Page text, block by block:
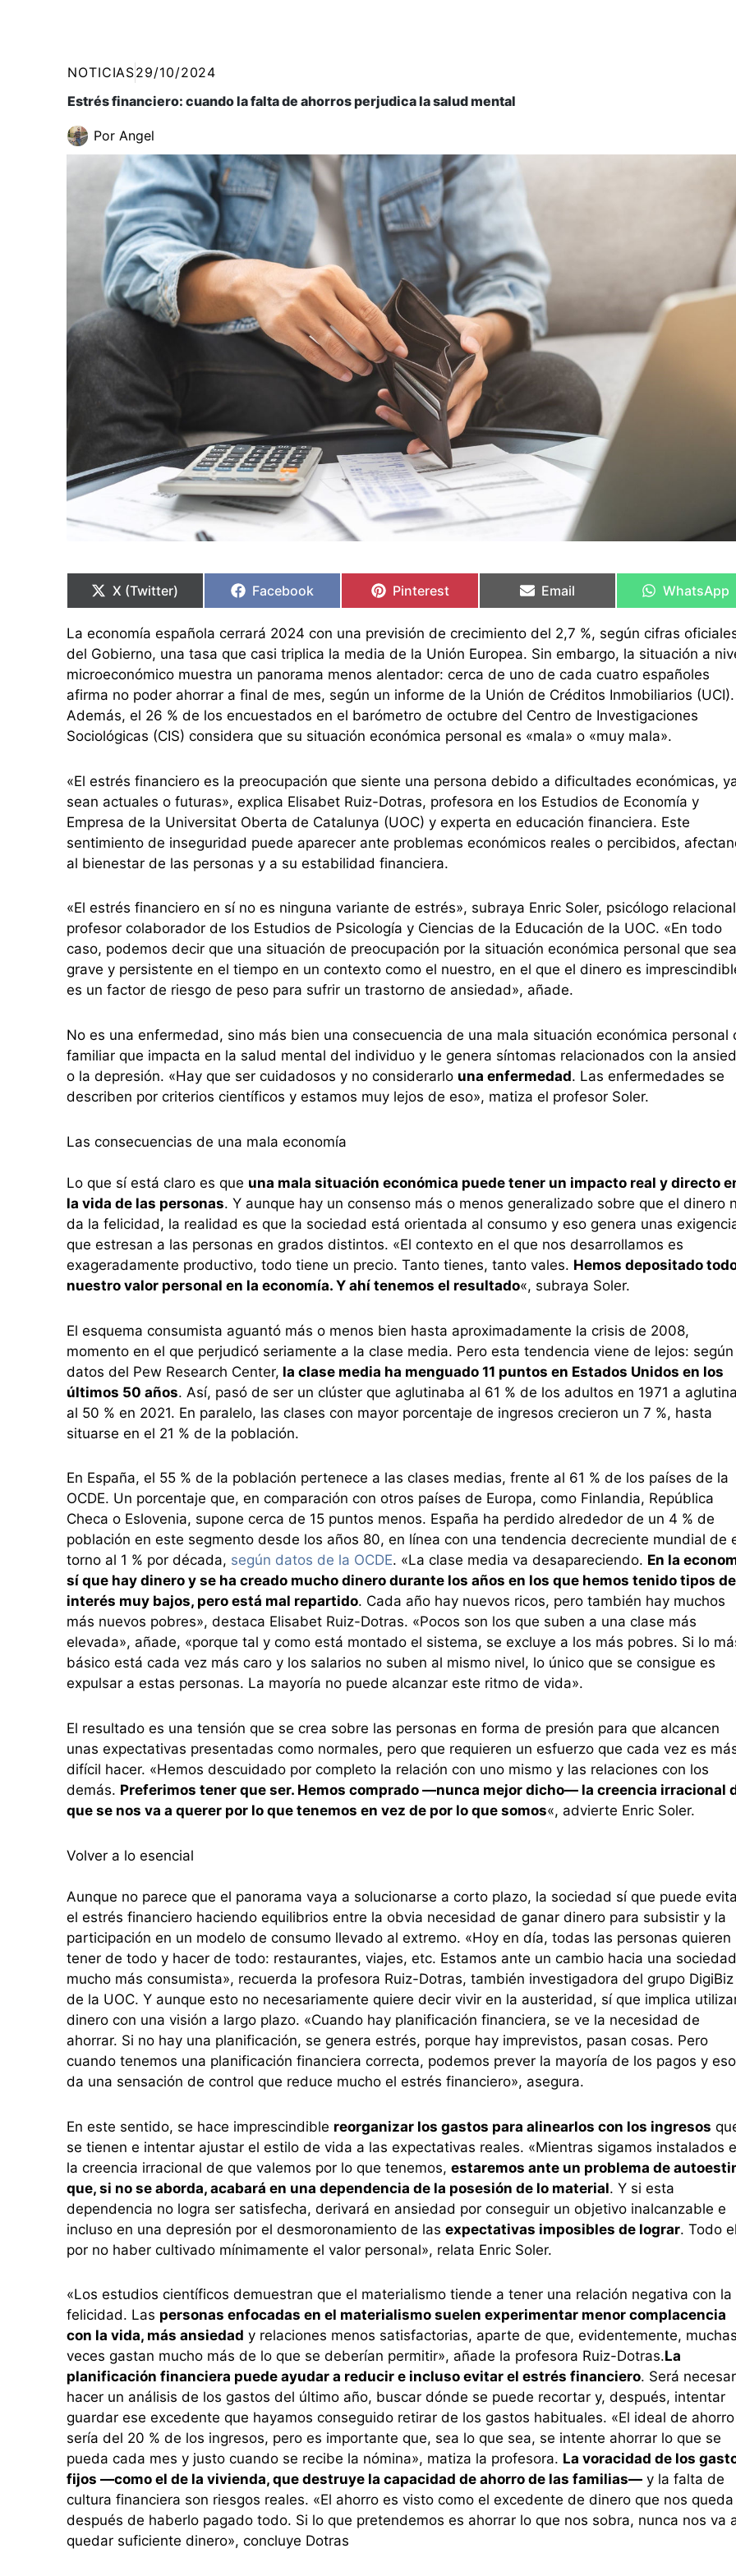
NOTICIAS29/10/2024
Estrés financiero: cuando la falta de ahorros perjudica la salud mental
Por Angel
en
X (Twitter)
en
Facebook
en
Pinterest
en
Email
en
WhatsApp
La economía española cerrará 2024 con una previsión de crecimiento del 2,7 %, según cifras
del Gobierno, una tasa que casi triplica la media de la Unión Europea. Sin embargo, la situación a
microeconómico muestra un panorama menos alentador: cerca de uno de cada cuatro españoles
afirma no poder ahorrar a final de mes, según un informe de la Unión de Créditos Inmobiliarios (UCI).
Además, el 26 % de los encuestados en el barómetro de octubre del Centro de Investigaciones
Sociológicas (CIS) considera que su situación económica personal es «mala» o «muy mala».
«El estrés financiero es la preocupación que siente una persona debido a dificultades económicas,
sean actuales o futuras», explica Elisabet Ruiz-Dotras, profesora en los Estudios de Economía y
Empresa de la Universitat Oberta de Catalunya (UOC) y experta en educación financiera. Este
sentimiento de inseguridad puede aparecer ante problemas económicos reales o percibidos,
al bienestar de las personas y a su estabilidad financiera.
«El estrés financiero en sí no es ninguna variante de estrés», subraya Enric Soler, psicólogo
profesor colaborador de los Estudios de Psicología y Ciencias de la Educación de la UOC. «En todo
caso, podemos decir que una situación de preocupación por la situación económica personal que sea
grave y persistente en el tiempo en un contexto como el nuestro, en el que el dinero es
es un factor de riesgo de peso para sufrir un trastorno de ansiedad», añade.
No es una enfermedad, sino más bien una consecuencia de una mala situación económica personal
familiar que impacta en la salud mental del individuo y le genera síntomas relacionados con la
o la depresión. «Hay que ser cuidadosos y no considerarlo una enfermedad. Las enfermedades se
describen por criterios científicos y estamos muy lejos de eso», matiza el profesor Soler.
Las consecuencias de una mala economía
Lo que sí está claro es que una mala situación económica puede tener un impacto real y directo
la vida de las personas. Y aunque hay un consenso más o menos generalizado sobre que el dinero
da la felicidad, la realidad es que la sociedad está orientada al consumo y eso genera unas
que estresan a las personas en grados distintos. «El contexto en el que nos desarrollamos es
exageradamente productivo, todo tiene un precio. Tanto tienes, tanto vales. Hemos depositado
nuestro valor personal en la economía. Y ahí tenemos el resultado«, subraya Soler.
El esquema consumista aguantó más o menos bien hasta aproximadamente la crisis de 2008,
momento en el que perjudicó seriamente a la clase media. Pero esta tendencia viene de lejos: según
datos del Pew Research Center, la clase media ha menguado 11 puntos en Estados Unidos en los
últimos 50 años. Así, pasó de ser un clúster que aglutinaba al 61 % de los adultos en 1971 a
al 50 % en 2021. En paralelo, las clases con mayor porcentaje de ingresos crecieron un 7 %, hasta
situarse en el 21 % de la población.
En España, el 55 % de la población pertenece a las clases medias, frente al 61 % de los países de la
OCDE. Un porcentaje que, en comparación con otros países de Europa, como Finlandia, República
Checa o Eslovenia, supone cerca de 15 puntos menos. España ha perdido alrededor de un 4 % de
población en este segmento desde los años 80, en línea con una tendencia decreciente mundial de
torno al 1 % por década, según datos de la OCDE. «La clase media va desapareciendo. En la
sí que hay dinero y se ha creado mucho dinero durante los años en los que hemos tenido tipos de
interés muy bajos, pero está mal repartido. Cada año hay nuevos ricos, pero también hay muchos
más nuevos pobres», destaca Elisabet Ruiz-Dotras. «Pocos son los que suben a una clase más
elevada», añade, «porque tal y como está montado el sistema, se excluye a los más pobres. Si lo
básico está cada vez más caro y los salarios no suben al mismo nivel, lo único que se consigue es
expulsar a estas personas. La mayoría no puede alcanzar este ritmo de vida».
El resultado es una tensión que se crea sobre las personas en forma de presión para que alcancen
unas expectativas presentadas como normales, pero que requieren un esfuerzo que cada vez es
difícil hacer. «Hemos descuidado por completo la relación con uno mismo y las relaciones con los
demás. Preferimos tener que ser. Hemos comprado —nunca mejor dicho— la creencia irracional
que se nos va a querer por lo que tenemos en vez de por lo que somos«, advierte Enric Soler.
Volver a lo esencial
Aunque no parece que el panorama vaya a solucionarse a corto plazo, la sociedad sí que puede
el estrés financiero haciendo equilibrios entre la obvia necesidad de ganar dinero para subsistir y la
participación en un modelo de consumo llevado al extremo. «Hoy en día, todas las personas quieren
tener de todo y hacer de todo: restaurantes, viajes, etc. Estamos ante un cambio hacia una sociedad
mucho más consumista», recuerda la profesora Ruiz-Dotras, también investigadora del grupo DigiBiz
de la UOC. Y aunque esto no necesariamente quiere decir vivir en la austeridad, sí que implica
dinero con una visión a largo plazo. «Cuando hay planificación financiera, se ve la necesidad de
ahorrar. Si no hay una planificación, se genera estrés, porque hay imprevistos, pasan cosas. Pero
cuando tenemos una planificación financiera correcta, podemos prever la mayoría de los pagos y eso
da una sensación de control que reduce mucho el estrés financiero», asegura.
En este sentido, se hace imprescindible reorganizar los gastos para alinearlos con los ingresos
se tienen e intentar ajustar el estilo de vida a las expectativas reales. «Mientras sigamos instalados
la creencia irracional de que valemos por lo que tenemos, estaremos ante un problema de
que, si no se aborda, acabará en una dependencia de la posesión de lo material. Y si esta
dependencia no logra ser satisfecha, derivará en ansiedad por conseguir un objetivo inalcanzable e
incluso en una depresión por el desmoronamiento de las expectativas imposibles de lograr. Todo
por no haber cultivado mínimamente el valor personal», relata Enric Soler.
«Los estudios científicos demuestran que el materialismo tiende a tener una relación negativa con la
felicidad. Las personas enfocadas en el materialismo suelen experimentar menor complacencia
con la vida, más ansiedad y relaciones menos satisfactorias, aparte de que, evidentemente, muchas
veces gastan mucho más de lo que se deberían permitir», añade la profesora Ruiz-Dotras.La
planificación financiera puede ayudar a reducir e incluso evitar el estrés financiero. Será
hacer un análisis de los gastos del último año, buscar dónde se puede recortar y, después, intentar
guardar ese excedente que hayamos conseguido retirar de los gastos habituales. «El ideal de ahorro
sería del 20 % de los ingresos, pero es importante que, sea lo que sea, se intente ahorrar lo que se
pueda cada mes y justo cuando se recibe la nómina», matiza la profesora. La voracidad de los
fijos —como el de la vivienda, que destruye la capacidad de ahorro de las familias—y la falta de
cultura financiera son riesgos reales. «El ahorro es visto como el excedente de dinero que nos queda
después de haberlo pagado todo. Si lo que pretendemos es ahorrar lo que nos sobra, nunca nos va
quedar suficiente dinero», concluye Dotras
en
en
en
en
en